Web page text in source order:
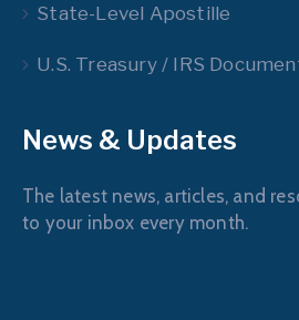
State-Level Apostille
U.S. Treasury / IRS
News & Updates
The latest news, articles, and
to your inbox every month.